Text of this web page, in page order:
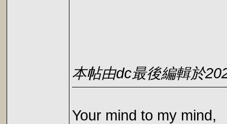
本帖由dc最後編輯於
Your mind to my mind,